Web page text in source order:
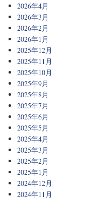
2026年4月
2026年3月
2026年2月
2026年1月
2025年12月
2025年11月
2025年10月
2025年9月
2025年8月
2025年7月
2025年6月
2025年5月
2025年4月
2025年3月
2025年2月
2025年1月
2024年12月
2024年11月